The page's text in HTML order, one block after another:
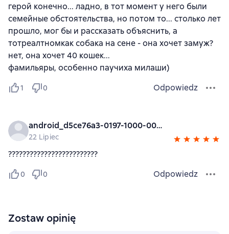
герой конечно... ладно, в тот момент у него были
семейные обстоятельства, но потом то... столько лет
прошло, мог бы и рассказать объяснить, а
тотреалтномкак собака на сене - она хочет замуж?
нет, она хочет 40 кошек...
фамильяры, особенно паучиха милаши)
1 0 Odpowiedz
android_d5ce76a3-0197-1000-0000-000000000000
22 Lipiec
?????????????????????????
0 0 Odpowiedz
Zostaw opinię